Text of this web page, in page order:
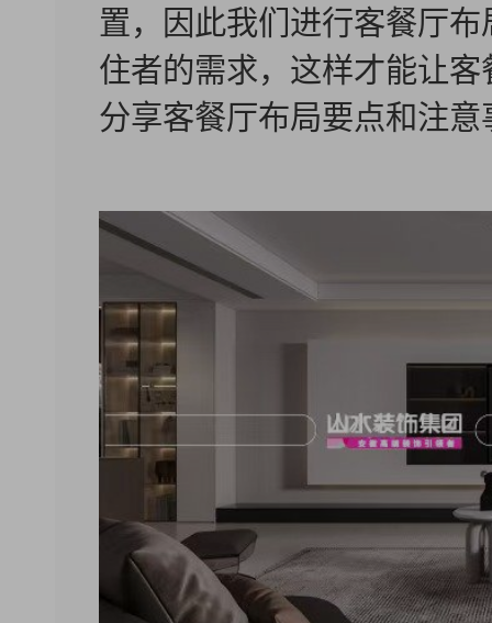
致客户的信
置，因此我们进行客餐厅
住者的需求，这样才能让
分享客餐厅布局要点和注